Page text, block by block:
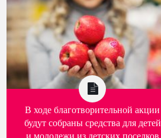
В ходе благотворительной акции
будут собраны средства для детей